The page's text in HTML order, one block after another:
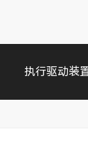
执行驱动装